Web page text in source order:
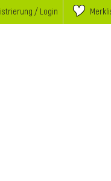
/ Login